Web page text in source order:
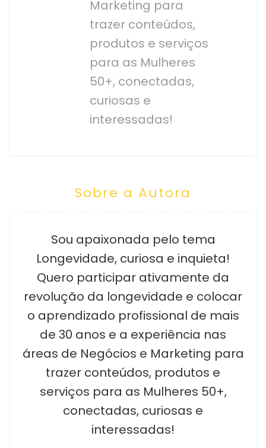
Marketing para
trazer conteúdos,
produtos e serviços
para as Mulheres
50+, conectadas,
curiosas e
interessadas!
Sobre a Autora
Sou apaixonada pelo tema
Longevidade, curiosa e inquieta!
Quero participar ativamente da
revolução da longevidade e colocar
o aprendizado profissional de mais
de 30 anos e a experiência nas
áreas de Negócios e Marketing para
trazer conteúdos, produtos e
serviços para as Mulheres 50+,
conectadas, curiosas e
interessadas!